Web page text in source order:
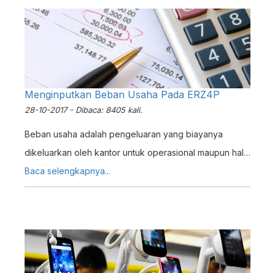
Menginputkan Beban Usaha Pada ERZ4P
28-10-2017 - Dibaca: 8405 kali.
Beban usaha adalah pengeluaran yang biayanya
dikeluarkan oleh kantor untuk operasional maupun hal
lain. Berikut adalah cara menginputkan beban usaha di
ERZ4P.
Baca selengkapnya...